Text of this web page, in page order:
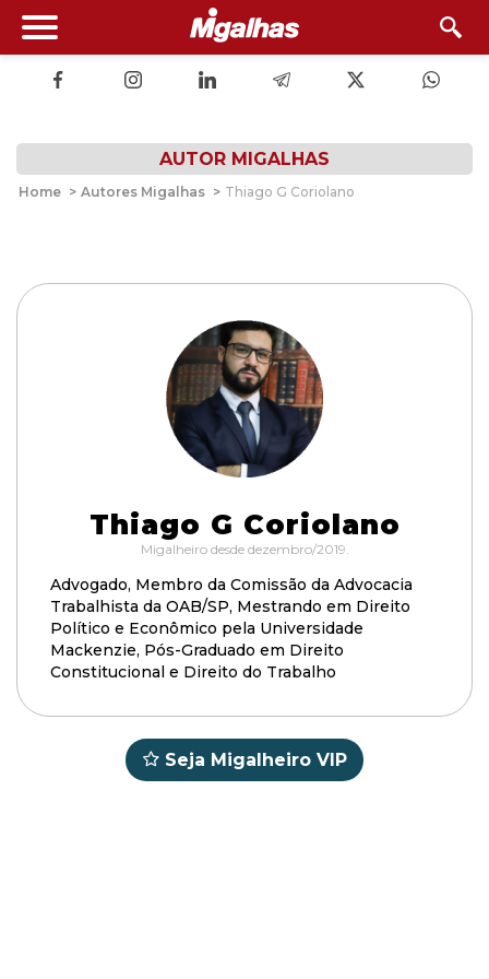
AUTOR MIGALHAS
Home > Autores Migalhas > Thiago G Coriolano
Thiago G Coriolano
Migalheiro desde dezembro/2019.
Advogado, Membro da Comissão da Advocacia
Trabalhista da OAB/SP, Mestrando em Direito
Político e Econômico pela Universidade
Mackenzie, Pós-Graduado em Direito
Constitucional e Direito do Trabalho
Seja Migalheiro VIP